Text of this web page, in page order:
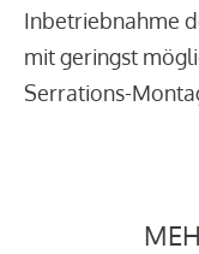
Inbetriebnahme
mit geringst
Serrations-